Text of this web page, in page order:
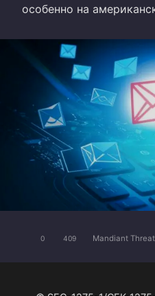
особенно на
0 409 Mandiant